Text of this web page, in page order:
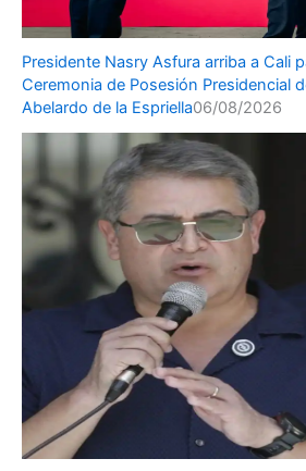
Presidente Nasry Asfura arriba a Cali
Ceremonia de Posesión Presidencial
Abelardo de la Espriella06/08/2026